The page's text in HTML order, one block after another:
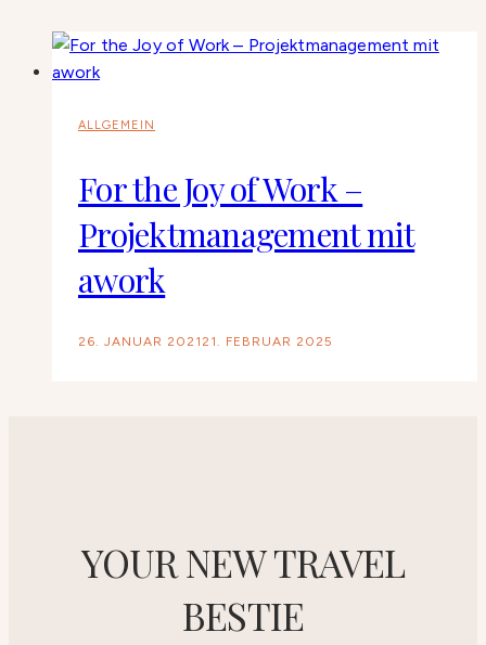
ALLGEMEIN
For the Joy of Work –
Projektmanagement mit
awork
26. JANUAR 2021 21. FEBRUAR 2025
YOUR NEW TRAVEL
BESTIE